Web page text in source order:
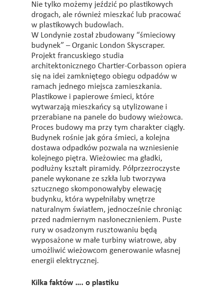
Nie tylko możemy jeździć po plastikowych
drogach, ale również mieszkać lub pracować
w plastikowych budowlach.
W Londynie został zbudowany “śmieciowy
budynek” – Organic London Skyscraper.
Projekt francuskiego studia
architektonicznego Chartier-Corbasson opiera
się na idei zamkniętego obiegu odpadów w
ramach jednego miejsca zamieszkania.
Plastikowe i papierowe śmieci, które
wytwarzają mieszkańcy są utylizowane i
przerabiane na panele do budowy wieżowca.
Proces budowy ma przy tym charakter ciągły.
Budynek rośnie jak góra śmieci, a kolejna
dostawa odpadków pozwala na wzniesienie
kolejnego piętra. Wieżowiec ma gładki,
podłużny kształt piramidy. Półprzezroczyste
panele wykonane ze szkła lub tworzywa
sztucznego skomponowałyby elewację
budynku, która wypełniłaby wnętrze
naturalnym światłem, jednocześnie chroniąc
przed nadmiernym nasłonecznieniem. Puste
rury w osadzonym rusztowaniu będą
wyposażone w małe turbiny wiatrowe, aby
umożliwić wieżowcom generowanie własnej
energii elektrycznej.
Kilka faktów …. o plastiku